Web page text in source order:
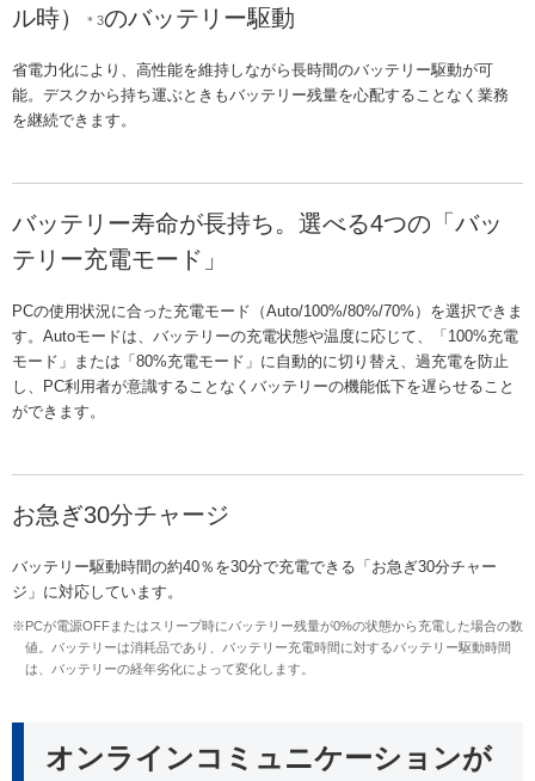
ル時） ＊3のバッテリー駆動
省電力化により、高性能を維持しながら長時間のバッテリー駆動が可
能。デスクから持ち運ぶときもバッテリー残量を心配することなく業務
を継続できます。
バッテリー寿命が長持ち。選べる4つの「バッ
テリー充電モード」
PCの使用状況に合った充電モード（Auto/100%/80%/70%）を選択できま
す。Autoモードは、バッテリーの充電状態や温度に応じて、「100%充電
モード」または「80%充電モード」に自動的に切り替え、過充電を防止
し、PC利用者が意識することなくバッテリーの機能低下を遅らせること
ができます。
お急ぎ30分チャージ
バッテリー駆動時間の約40％を30分で充電できる「お急ぎ30分チャー
ジ」に対応しています。
※PCが電源OFFまたはスリープ時にバッテリー残量が0%の状態から充電した場合の数
値。バッテリーは消耗品であり、バッテリー充電時間に対するバッテリー駆動時間
は、バッテリーの経年劣化によって変化します。
オンラインコミュニケーションが